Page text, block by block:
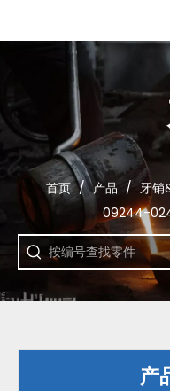
首页 / 产品 / 牙销
09244-
产